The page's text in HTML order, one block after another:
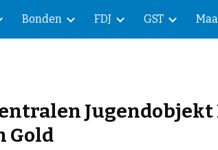
Skip to navigation
Bonden FDJ GST
Gold